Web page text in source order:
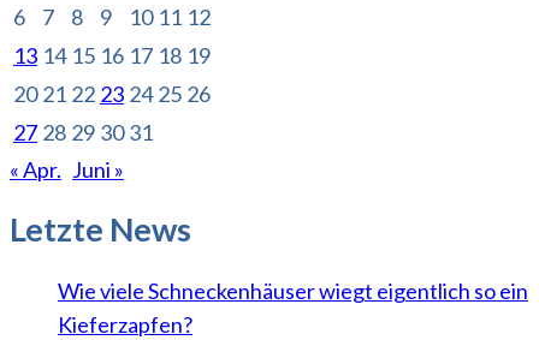
6
7 8 9 10 11 12
13 14 15 16 17 18 19
20 21 22 23 24 25 26
27 28 29 30 31
« Apr. Juni »
Letzte News
Wie viele Schneckenhäuser wiegt eigentlich so ein
Kieferzapfen?